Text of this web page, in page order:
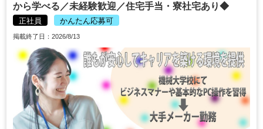
から学べる／未経験歓迎／住宅手当・寮社宅あり◆
正社員 かんたん応募可
掲載終了日：2026/8/13